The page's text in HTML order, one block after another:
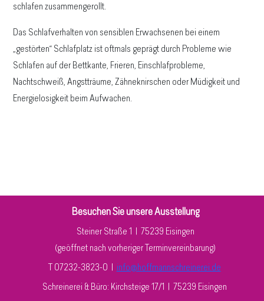
schlafen zusammengerollt.
Das Schlafverhalten von sensiblen Erwachsenen bei einem
„gestörten“ Schlafplatz ist oftmals geprägt durch Probleme wie
Schlafen auf der Bettkante, Frieren, Einschlafprobleme,
Nachtschweiß, Angstträume, Zähneknirschen oder Müdigkeit und
Energielosigkeit beim Aufwachen.
Besuchen Sie unsere Ausstellung
Steiner Straße 1 | 75239 Eisingen
(geöffnet nach vorheriger Terminvereinbarung)
T 07232-3823-0 info@hoffmannschreinerei.de
Schreinerei & Büro: Kirchsteige 17/1 75239 Eisingen